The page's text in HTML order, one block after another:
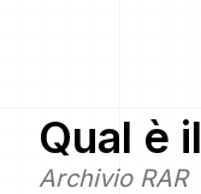
Qual è
Archivio RAR